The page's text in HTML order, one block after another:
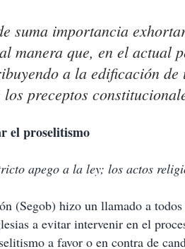
suma importancia
manera que, en el actual
a la edificación
los preceptos
el proselitismo
apego a la ley; los actos
(Segob) hizo un llamado a
a evitar intervenir en el
a favor o en contra de